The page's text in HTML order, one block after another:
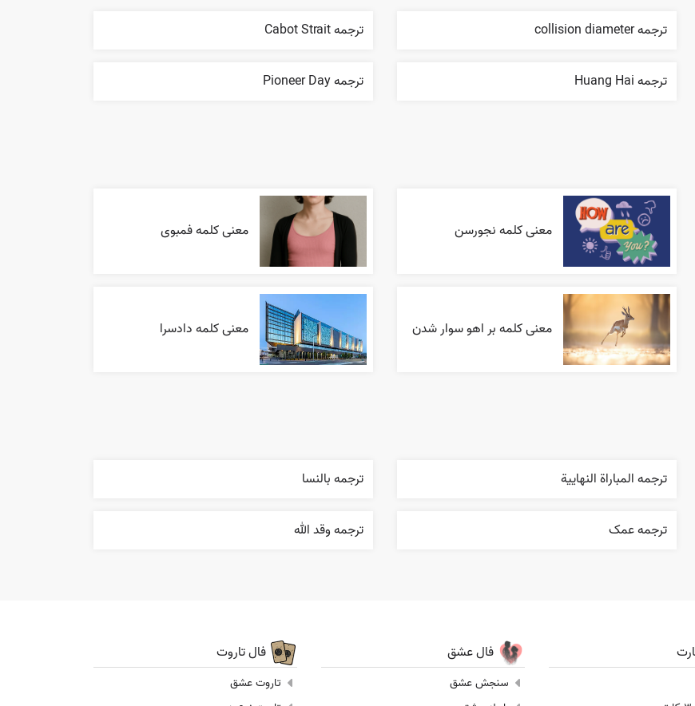
ترجمه collision diameter ترجمه Cabot Strait
ترجمه Huang Hai ترجمه Pioneer Day
معنی کلمه نجورسن معنی کلمه فمبوی
معنی کلمه بر اهو سوار شدن معنی کلمه دادسرا
ترجمه المباراة النهایية ترجمه بالنسا
ترجمه عمک ترجمه وقد الله
فال عشق
سنجش عشق
فال تاروت
تاروت عشق